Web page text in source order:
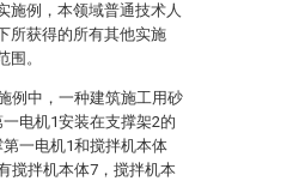
施例，本领域普通技术人
所获得的所有其他实施
。
例中，一种建筑施工用砂
电机1安装在支撑架2的
一电机1和搅拌机本体
搅拌机本体7，搅拌机本